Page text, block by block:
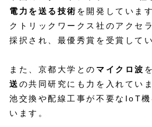
電力を送る技術 を開発していま
クトリックワークス社のアクセ
採択され、最優秀賞を受賞して
また、京都大学との マイクロ波
送の共同研究にも力を入れてい
池交換や配線工事が不要なIoT
います。